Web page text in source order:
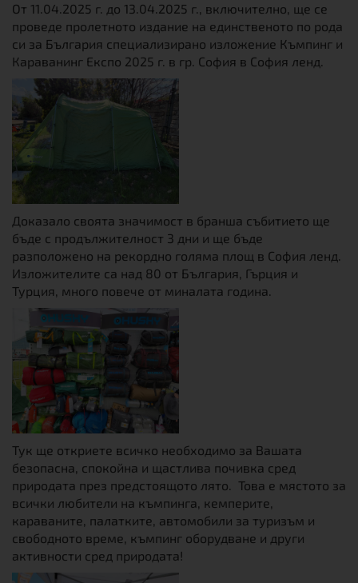
От 11.04.2025 г. до 13.04.2025 г., включително, ще се
проведе пролетното издание на единственото по рода
си за България специализирано изложение Къмпинг и
Караванинг Експо 2025 г. в гр. София в София ленд.
Доказало своята значимост в бранша събитието ще
бъде с продължителност 3 дни и ще бъде
разположено на рекордно голяма площ в София ленд.
Изложителите са над 80 от България, Гърция и
Турция, много повече от миналата година.
Тук ще откриете всичко необходимо за Вашата
безопасна, спокойна и щастлива почивка сред
природата през предстоящото лято. Това е мястото за
всички любители на къмпинга, кемперите,
караваните, палатките, автомобили за туризъм и
свободното време, къмпинг оборудване и други
активности сред природата!